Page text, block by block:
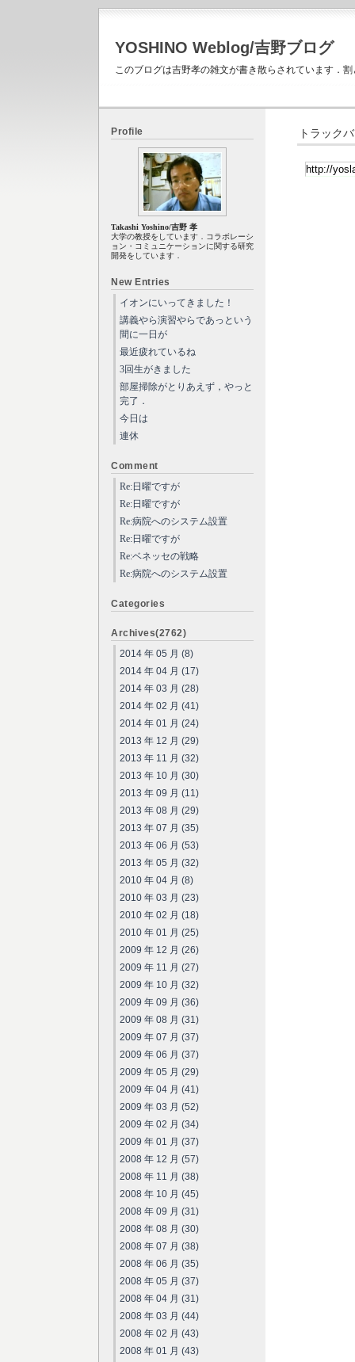
YOSHINO Weblog/吉野ブログ
このブログは吉野孝の雑文が書き散らされています．
トラック
Profile
Takashi Yoshino/吉野 孝
大学の教授をしています．コラボレーシ
ョン・コミュニケーションに関する研究
開発をしています．
New Entries
イオンにいってきました！
講義やら演習やらであっという
間に一日が
最近疲れているね
3回生がきました
部屋掃除がとりあえず，やっと
完了．
今日は
連休
Comment
Re:日曜ですが
Re:日曜ですが
Re:病院へのシステム設置
Re:日曜ですが
Re:ベネッセの戦略
Re:病院へのシステム設置
Categories
Archives(2762)
2014 年 05 月 (8)
2014 年 04 月 (17)
2014 年 03 月 (28)
2014 年 02 月 (41)
2014 年 01 月 (24)
2013 年 12 月 (29)
2013 年 11 月 (32)
2013 年 10 月 (30)
2013 年 09 月 (11)
2013 年 08 月 (29)
2013 年 07 月 (35)
2013 年 06 月 (53)
2013 年 05 月 (32)
2010 年 04 月 (8)
2010 年 03 月 (23)
2010 年 02 月 (18)
2010 年 01 月 (25)
2009 年 12 月 (26)
2009 年 11 月 (27)
2009 年 10 月 (32)
2009 年 09 月 (36)
2009 年 08 月 (31)
2009 年 07 月 (37)
2009 年 06 月 (37)
2009 年 05 月 (29)
2009 年 04 月 (41)
2009 年 03 月 (52)
2009 年 02 月 (34)
2009 年 01 月 (37)
2008 年 12 月 (57)
2008 年 11 月 (38)
2008 年 10 月 (45)
2008 年 09 月 (31)
2008 年 08 月 (30)
2008 年 07 月 (38)
2008 年 06 月 (35)
2008 年 05 月 (37)
2008 年 04 月 (31)
2008 年 03 月 (44)
2008 年 02 月 (43)
2008 年 01 月 (43)